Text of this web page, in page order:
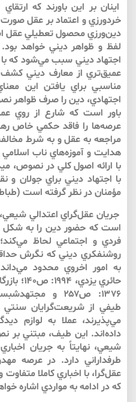
اينان بر اين باورند كه
خردورزي و اعتماد بر عقل
دين‌‌ورزي محصول تعطيلي عقل
لفظ و ظواهر ديني خواهد بود.
اجتهاد ديني سبب مي‌‌شود كه با
عميق‌تري از معارف ديني كشف
مناسبي براي يافتن اين
اجتهادي، دين را صرف ظواهر
باور است كه شارع از روي
عرصه‌ها را فاقد حكمي خاص
مراجعه به عقل و به شرط
هدايت و آموزه‌هاي ناب اسلامي
با ارائه اصول كلي در نصوص،
با اجتهاد ديني براي جولان و
مؤمنان در نظر گرفته است (طباطبايي‌فر،
جريان عقل‌‌گراي اعتدالي شيعي،
است كه حضور دين را به شكل
فردي و اجتماعي لحاظ
روشنفكري ديني كه نگرش
طيفي از شريعت‌‌گرايان
مي‌‌پذيرند، عملا به لوازم
داده‌‌اند. اين طيف، مبتني بر
شيعي، نهايتاً به جريان
طرفداراني دارد. در عرصه
عقل‌‌گرا، با اخباري كاملا
كه در ادامه به مواردي اشاره